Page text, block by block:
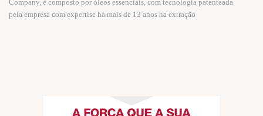
Company, é composto por óleos essenciais, com tecnologia patenteada
pela empresa com expertise há mais de 13 anos na extração